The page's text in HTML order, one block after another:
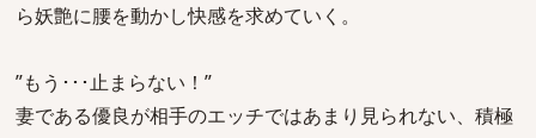
ら妖艶に腰を動かし快感を求めていく。
”もう･･･止まらない！”
妻である優良が相手のエッチではあまり見られない、積極